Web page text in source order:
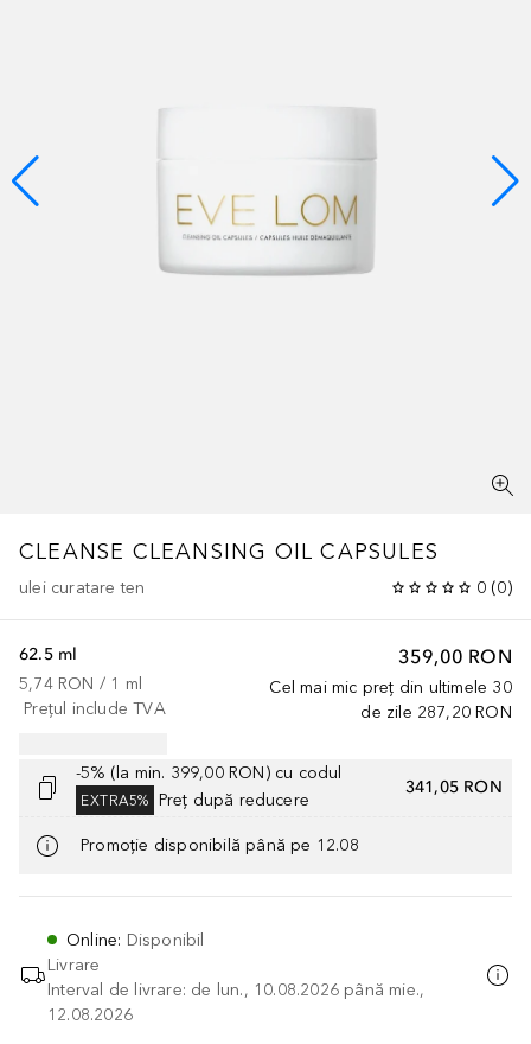
CLEANSE CLEANSING OIL CAPSULES
ulei curatare ten 0 (0)
359,00 RON
Cel mai mic preț din ultimele 30
de zile 287,20 RON
62.5 ml
5,74 RON / 1 ml
Prețul include TVA
-5% (la min. 399,00 RON) cu codul
EXTRA5% Preț după reducere
341,05 RON
Promoție disponibilă până pe 12.08
Online: Disponibil
Livrare
Interval de livrare: de lun., 10.08.2026 până mie.,
12.08.2026